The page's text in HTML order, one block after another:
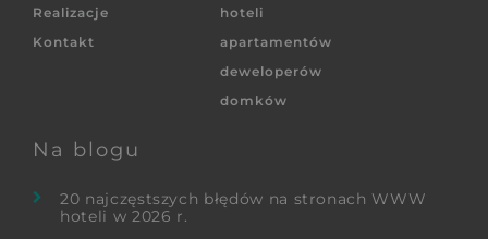
Realizacje
Kontakt
hoteli
apartamentów
deweloperów
domków
Na blogu
20 najczęstszych błędów na stronach WWW
hoteli w 2026 r.